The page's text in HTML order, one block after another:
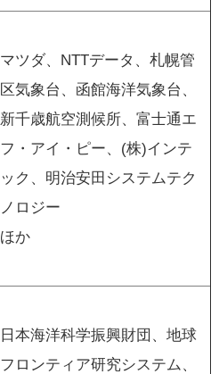
マツダ、NTTデータ、札幌管
区気象台、函館海洋気象台、
新千歳航空測候所、富士通エ
フ・アイ・ピー、(株)インテ
ック、明治安田システムテク
ノロジー
ほか
日本海洋科学振興財団、地球
フロンティア研究システム、